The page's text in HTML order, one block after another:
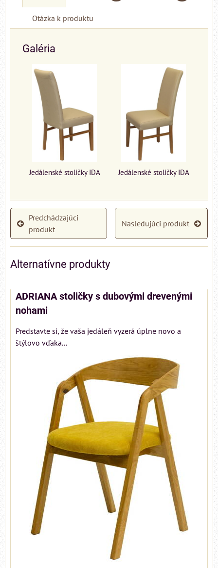
Otázka k produktu
Galéria
Jedálenské stoličky IDA Jedálenské stoličky IDA
Predchádzajúci
produkt
Nasledujúci produkt
Alternatívne produkty
ADRIANA stoličky s dubovými drevenými
nohami
Predstavte si, že vaša jedáleň vyzerá úplne novo a
štýlovo vďaka...